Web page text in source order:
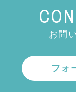
お問
フォ